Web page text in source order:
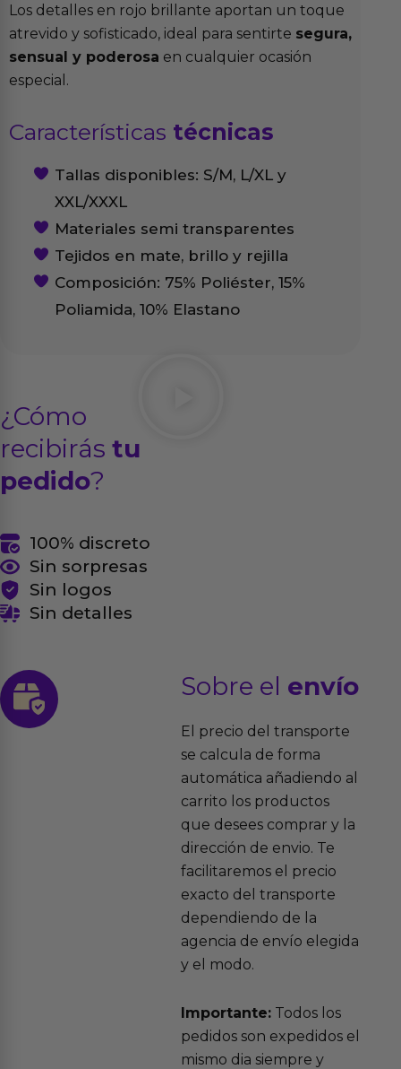
Los detalles en rojo brillante aportan un toque
atrevido y sofisticado, ideal para sentirte segura,
sensual y poderosa en cualquier ocasión
especial.
Características técnicas
Tallas disponibles: S/M, L/XL y
XXL/XXXL
Materiales semi transparentes
Tejidos en mate, brillo y rejilla
Composición: 75% Poliéster, 15%
Poliamida, 10% Elastano
¿Cómo
recibirás tu
pedido?
100% discreto
Sin sorpresas
Sin logos
Sin detalles
Sobre el envío
El precio del transporte
se calcula de forma
automática añadiendo al
carrito los productos
que desees comprar y la
dirección de envio. Te
facilitaremos el precio
exacto del transporte
dependiendo de la
agencia de envío elegida
y el modo.
Importante:Todos los
pedidos son expedidos el
mismo dia siempre y